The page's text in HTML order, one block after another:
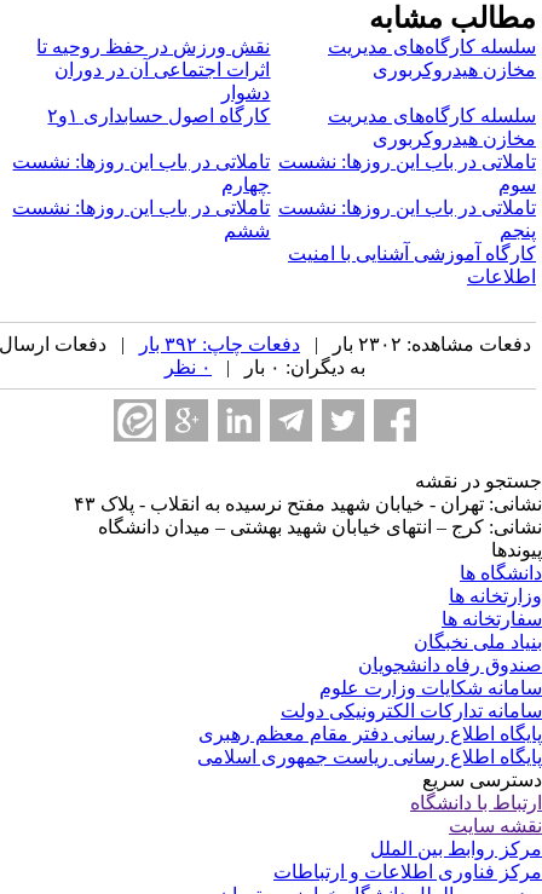
مشابه
کارگاه‌های مدیریت
هیدروکربوری
نقش ورزش در حفظ روحیه تا
اثرات اجتماعی آن در دوران
دشوار
کارگاه‌های مدیریت
هیدروکربوری
کارگاه اصول حسابداری ۱و۲
در باب این روزها: نشست تاملاتی در باب این روزها: نشست
چهارم
در باب این روزها: نشست تاملاتی در باب این روزها: نشست
ششم
آموزشی آشنایی با امنیت
دفعات مشاهده: ۲۳۰۲ بار | دفعات چاپ: ۳۹۲ بار
| دفعات ارسال
به دیگران: ۰ بار |
در نقشه
تهران - خیابان شهید مفتح نرسیده به انقلاب - پلاک ۴۳
کرج – انتهای خیابان شهید بهشتی – میدان دانشگاه
ها
ها
ها
ملی نخبگان
رفاه دانشجویان
شکایات وزارت علوم
تدارکات الکترونیکی دولت
اطلاع رسانی دفتر مقام معظم رهبری
اطلاع رسانی ریاست جمهوری اسلامی
سریع
با دانشگاه
سایت
روابط بین الملل
فناوری اطلاعات و ارتباطات